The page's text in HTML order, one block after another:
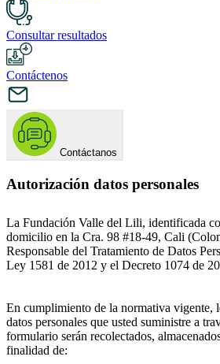
Consultar resultados
Contáctenos
Contáctanos
Autorización datos personales
La Fundación Valle del Lili, identificada
domicilio en la Cra. 98 #18-49, Cali
Responsable del Tratamiento de Datos
Ley 1581 de 2012 y el Decreto 1074 de
En cumplimiento de la normativa vigente,
datos personales que usted suministre a
formulario serán recolectados,
finalidad de: